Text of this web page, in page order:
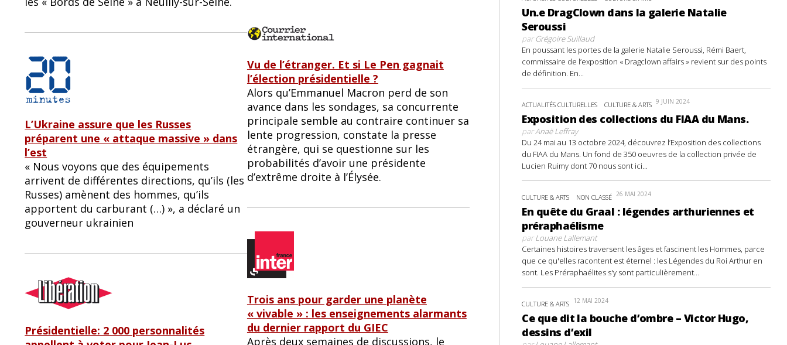
L’Ukraine assure que les Russes
préparent une « attaque massive » dans
l’est
« Nous voyons que des équipements
arrivent de différentes directions, qu’ils (les
Russes) amènent des hommes, qu’ils
apportent du carburant (…) », a déclaré un
gouverneur ukrainien
Présidentielle: 2 000 personnalités
Vu de l’étranger. Et si Le Pen gagnait
l’élection présidentielle ?
Alors qu’Emmanuel Macron perd de son
avance dans les sondages, sa concurrente
principale semble au contraire continuer sa
lente progression, constate la presse
étrangère, qui se questionne sur les
probabilités d’avoir une présidente
d’extrême droite à l’Élysée.
Trois ans pour garder une planète
« vivable » : les enseignements alarmants
du dernier rapport du GIEC
Après deux semaines de discussions, le
Un.e DragClown dans la galerie Natalie
Seroussi
parGrégoire Suillaud
En poussant les portes de la galerie Natalie Seroussi, Rémi Baert,
commissaire de l’exposition « Dragclown affairs » revient sur des points
de définition. En...
ACTUALITÉS CULTURELLES CULTURE & ARTS 9 JUIN 2024
Exposition des collections du FIAA du Mans.
parAnaë Leffray
Du 24 mai au 13 octobre 2024, découvrez l’Exposition des collections
du FIAA du Mans. Un fond de 350 oeuvres de la collection privée de
Lucien Ruimy dont 70 nous sont ici...
CULTURE & ARTS NON CLASSÉ 26 MAI 2024
En quête du Graal : légendes arthuriennes et
préraphaélisme
parLouane Lallemant
Certaines histoires traversent les âges et fascinent les Hommes, parce
que ce qu'elles racontent est éternel : les Légendes du Roi Arthur en
sont. Les Préraphaélites s'y sont particulièrement...
CULTURE & ARTS 12 MAI 2024
Ce que dit la bouche d’ombre – Victor Hugo,
dessins d’exil